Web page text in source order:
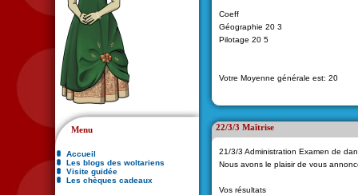
Menu
Accueil
Les blogs des woltariens
Visite guidée
Les chèques cadeaux
Coeff
Géographie 20 3
Pilotage 20 5
Votre Moyenne générale est: 20
22/3/3 Maîtrise
21/3/3 Administration Examen de
Nous avons le plaisir de vous
Vos résultats